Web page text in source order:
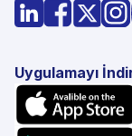
Uygulamayı